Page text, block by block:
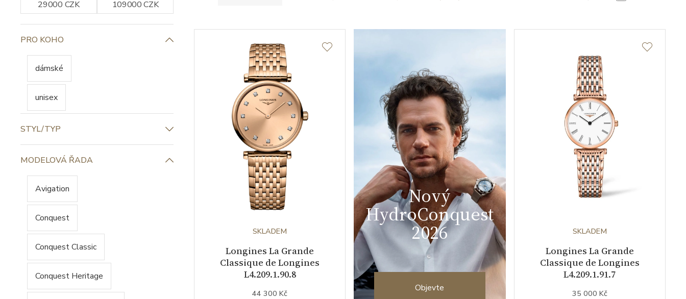
PRO KOHO
dámské
unisex
STYL/TYP
MODELOVÁ ŘADA
Avigation
Conquest
Conquest Classic
Conquest Heritage
SKLADEM
Longines La Grande
Classique de Longines
L4.209.1.90.8
44 300 Kč
Nový
HydroConquest
2026
Objevte
SKLADEM
Longines La Grande
Classique de Longines
L4.209.1.91.7
35 000 Kč